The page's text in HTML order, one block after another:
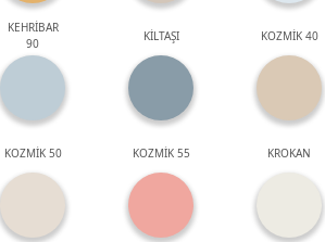
KEHRİBAR
90
KİLTAŞI KOZMİK 40
KOZMİK 50 KOZMİK 55 KROKAN